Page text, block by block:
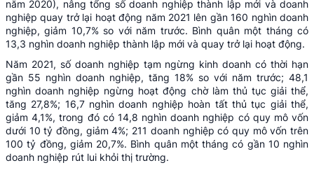
năm 2020), nâng tổng số doanh nghiệp thành lập mới và doanh
nghiệp quay trở lại hoạt động năm 2021 lên gần 160 nghìn doanh
nghiệp, giảm 10,7% so với năm trước. Bình quân một tháng có
13,3 nghìn doanh nghiệp thành lập mới và quay trở lại hoạt động.
Năm 2021, số doanh nghiệp tạm ngừng kinh doanh có thời hạn
gần 55 nghìn doanh nghiệp, tăng 18% so với năm trước; 48,1
nghìn doanh nghiệp ngừng hoạt động chờ làm thủ tục giải thể,
tăng 27,8%; 16,7 nghìn doanh nghiệp hoàn tất thủ tục giải thể,
giảm 4,1%, trong đó có 14,8 nghìn doanh nghiệp có quy mô vốn
dưới 10 tỷ đồng, giảm 4%; 211 doanh nghiệp có quy mô vốn trên
100 tỷ đồng, giảm 20,7%. Bình quân một tháng có gần 10 nghìn
doanh nghiệp rút lui khỏi thị trường.